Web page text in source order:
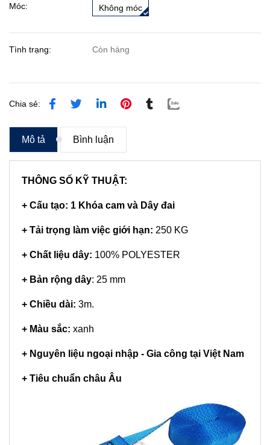
Móc: Không móc
Tình trạng: Còn hàng
Chia sẻ:
Mô tả Bình luận
THÔNG SỐ KỸ THUẬT:
+ Cấu tạo: 1 Khóa cam và Dây đai
+ Tải trọng làm việc giới hạn: 250 KG
+ Chất liệu dây: 100% POLYESTER
+ Bản rộng dây: 25 mm
+ Chiều dài: 3m.
+ Màu sắc: xanh
+ Nguyên liệu ngoại nhập - Gia công tại Việt Nam
+ Tiêu chuẩn châu Âu